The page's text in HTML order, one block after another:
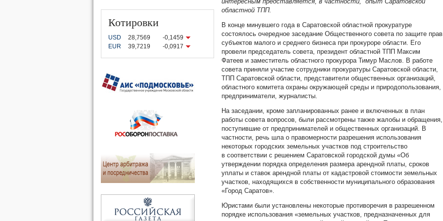
Котировки
USD 28,7569
-0,1459
EUR
39,7219 -0,0917
областной ТПП.
В конце минувшего года в Саратовской областной прокуратуре
состоялось очередное заседание Общественного совета по защите прав
субъектов малого и среднего бизнеса при прокуроре области. Его
провели председатель совета, президент областной ТПП Максим
Фатеев и заместитель областного прокурора Тимур Маслов. В работе
совета приняли участие сотрудники прокуратуры Саратовской области,
ТПП Саратовской области, представители общественных организаций,
областного комитета охраны окружающей среды и природопользования,
предприниматели, журналисты.
На заседании, кроме запланированных ранее и включенных в план
работы совета вопросов, были рассмотрены также жалобы и обращения,
поступившие от предпринимателей и общественных организаций. В
частности, речь шла о правомерности разрешения использования
некоторых городских земельных участков под строительство
в соответствии с решением Саратовской городской думы «Об
утверждении порядка определения размера арендной платы, сроков
уплаты и ставок арендной платы от кадастровой стоимости земельных
участков, находящихся в собственности муниципального образования
«Город Саратов».
Юристами были установлены некоторые противоречия в разрешенном
порядке использования «земельных участков, предназначенных для